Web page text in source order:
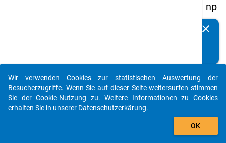
np
an
14
-
zw
clear
auto_stories
add_shopping_cart
Wir verwenden Cookies zur statistischen Auswertung der
Besucherzugriffe. Wenn Sie auf dieser Seite weitersurfen stimmen
Sie der Cookie-Nutzung zu. Weitere Informationen zu Cookies
erhalten Sie in unserer Datenschutzerkärung.
OK